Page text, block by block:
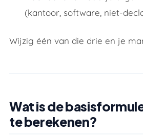
Hoe houd je projectmarge
Marge berekenen in het kort
(kantoor, software, niet-
Wijzig één van die drie en je
Wat is de
te berekenen?